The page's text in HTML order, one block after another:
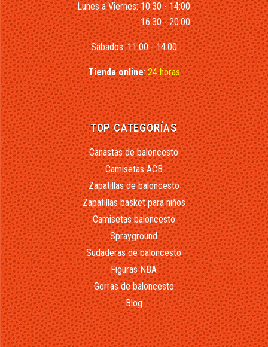
Lunes a Viernes: 10:30 - 14:00
16:30 - 20:00
Sábados: 11:00 - 14:00
Tienda online:24 horas
TOP CATEGORÍAS
Canastas de baloncesto
Camisetas ACB
Zapatillas de baloncesto
Zapatillas basket para niños
Camisetas baloncesto
Sprayground
Sudaderas de baloncesto
Figuras NBA
Gorras de baloncesto
Blog